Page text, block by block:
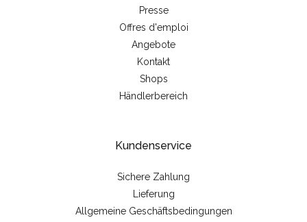
Presse
Offres d'emploi
Angebote
Kontakt
Shops
Händlerbereich
Kundenservice
Sichere Zahlung
Lieferung
Allgemeine Geschäftsbedingungen